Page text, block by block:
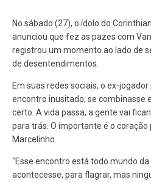
No sábado (27), o ídolo do
anunciou que fez as pazes com
registrou um momento ao lado de
de desentendimentos.
Em suas redes sociais, o ex-
encontro inusitado, se combinasse
certo. A vida passa, a gente vai
para trás. O importante é o coração
Marcelinho.
"Esse encontro está todo mundo
acontecesse, para flagrar, mas